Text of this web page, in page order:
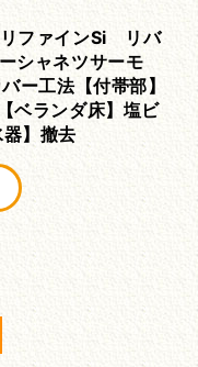
リファインSi リバ
シャネツサーモ
ー工法【付帯部】
ベランダ床】塩ビ
】撤去